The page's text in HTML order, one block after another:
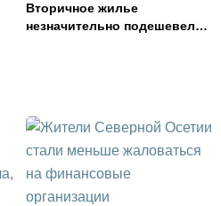
Вторичное жилье
незначительно подешевело